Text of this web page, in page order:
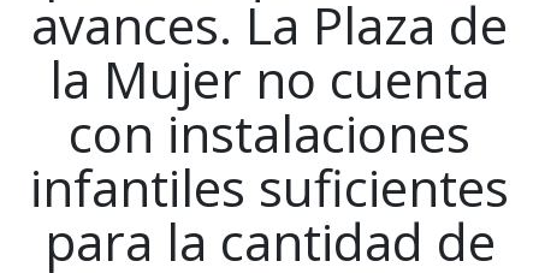
avances. La Plaza de
la Mujer no cuenta
con instalaciones
infantiles suficientes
para la cantidad de